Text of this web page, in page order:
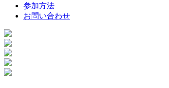
参加方法
お問い合わせ